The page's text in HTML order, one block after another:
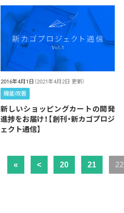
2016年4月1日 （2021年4月2日 更新）
機能改善
新しいショッピングカートの開発
進捗をお届け！【創刊・新カゴプロジ
ェクト通信】
« < 20 21 22